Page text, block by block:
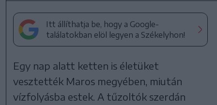
Itt állíthatja be, hogy a Google-
találatokban elöl legyen a Székelyhon!
Egy nap alatt ketten is életüket
vesztették Maros megyében, miután
vízfolyásba estek. A tűzoltók szerdán